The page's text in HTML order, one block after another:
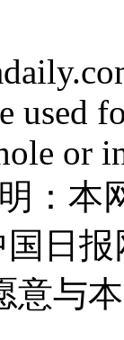
used
or
：
日
意与